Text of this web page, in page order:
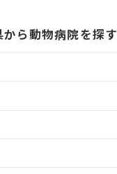
ら動物病院を探す